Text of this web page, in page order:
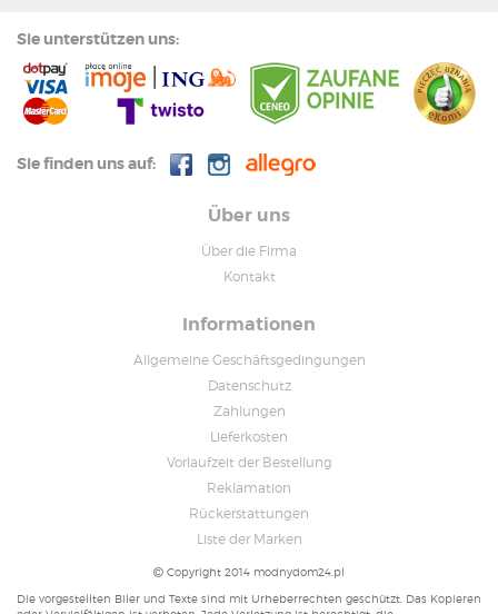
Sie unterstützen uns:
Sie finden uns auf:
Über uns
Über die Firma
Kontakt
Informationen
Allgemeine Geschäftsgedingungen
Datenschutz
Zahlungen
Lieferkosten
Vorlaufzeit der Bestellung
Reklamation
Rückerstattungen
Liste der Marken
Copyright 2014 modnydom24.pl
Die vorgestellten Biler und Texte sind mit Urheberrechten geschützt. Das Kopieren